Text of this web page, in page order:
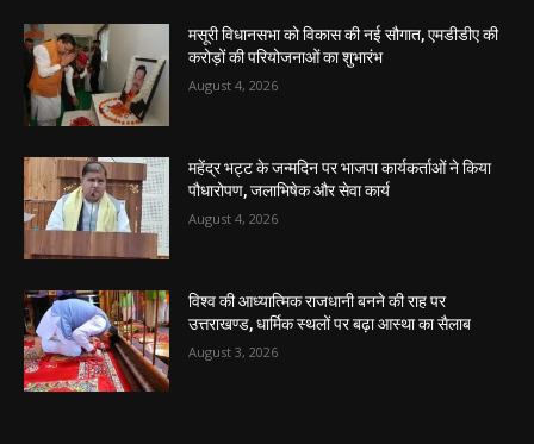
मसूरी विधानसभा को विकास की नई सौगात, एमडीडीए की
करोड़ों की परियोजनाओं का शुभारंभ
August 4, 2026
महेंद्र भट्ट के जन्मदिन पर भाजपा कार्यकर्ताओं ने किया
पौधारोपण, जलाभिषेक और सेवा कार्य
August 4, 2026
विश्व की आध्यात्मिक राजधानी बनने की राह पर
उत्तराखण्ड, धार्मिक स्थलों पर बढ़ा आस्था का सैलाब
August 3, 2026